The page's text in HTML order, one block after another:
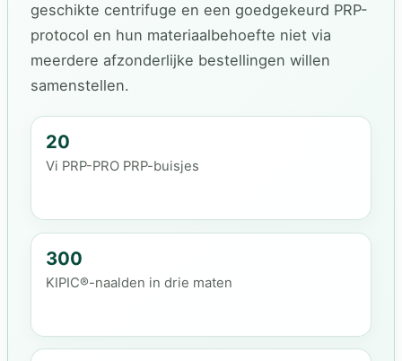
geschikte centrifuge en een goedgekeurd PRP-
protocol en hun materiaalbehoefte niet via
meerdere afzonderlijke bestellingen willen
samenstellen.
20
Vi PRP-PRO PRP-buisjes
300
KIPIC®-naalden in drie maten